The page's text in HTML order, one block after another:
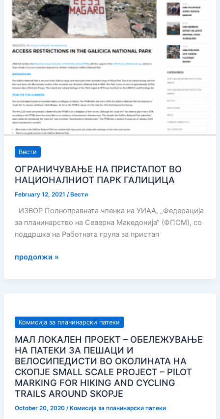
Вести
ОГРАНИЧУВАЊЕ НА ПРИСТАПОТ ВО
НАЦИОНАЛНИОТ ПАРК ГАЛИЦИЦА
February 12, 2021 / Вести
ИЗВОР Полноправната членка на УИАА, „Федерација
за планинарство на Северна Македонија“ (ФПСМ), со
поддршка на Работната група за пристап
ОГРАНИЧУВАЊЕ
ПАРК
ГАЛИЦИЦА
продолжи »
Комисија за планинарски патеки
МАЛ ЛОКАЛЕН ПРОЕКТ – ОБЕЛЕЖУВАЊЕ
НА ПАТЕКИ ЗА ПЕШАЦИ И
ВЕЛОСИПЕДИСТИ ВО ОКОЛИНАТА НА
СКОПЈЕ SMALL SCALE PROJECT – PILOT
MARKING FOR HIKING AND CYCLING
TRAILS AROUND SKOPJE
October 20, 2020 / Комисија за планинарски патеки